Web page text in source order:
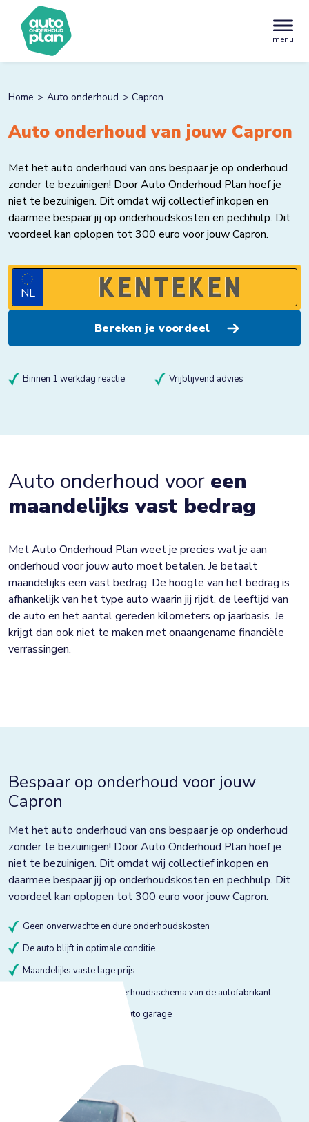
menu
Home Auto onderhoud Capron
Auto onderhoud van jouw Capron
Met het auto onderhoud van ons bespaar je op onderhoud
zonder te bezuinigen! Door Auto Onderhoud Plan hoef je
niet te bezuinigen. Dit omdat wij collectief inkopen en
daarmee bespaar jij op onderhoudskosten en pechhulp. Dit
voordeel kan oplopen tot 300 euro voor jouw Capron.
NL
Binnen 1 werkdag reactie Vrijblijvend advies
Auto onderhoud voor een
maandelijks vast bedrag
Met Auto Onderhoud Plan weet je precies wat je aan
onderhoud voor jouw auto moet betalen. Je betaalt
maandelijks een vast bedrag. De hoogte van het bedrag is
afhankelijk van het type auto waarin jij rijdt, de leeftijd van
de auto en het aantal gereden kilometers op jaarbasis. Je
krijgt dan ook niet te maken met onaangename financiële
verrassingen.
Bespaar op onderhoud voor jouw
Capron
Met het auto onderhoud van ons bespaar je op onderhoud
zonder te bezuinigen! Door Auto Onderhoud Plan hoef je
niet te bezuinigen. Dit omdat wij collectief inkopen en
daarmee bespaar jij op onderhoudskosten en pechhulp. Dit
voordeel kan oplopen tot 300 euro voor jouw Capron.
Geen onverwachte en dure onderhoudskosten
De auto blijft in optimale conditie.
Maandelijks vaste lage prijs
Onderhoud volgens onderhoudsschema van de autofabrikant
Onderhoud bij gekeurde auto garage